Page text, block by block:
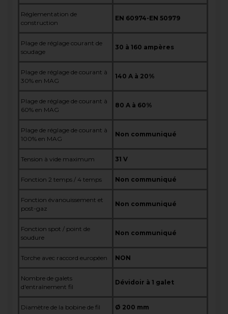
Réglementation de
construction
EN 60974-EN 50979
Plage de réglage courant de
soudage
30 à 160 ampères
Plage de réglage de courant à
30% en MAG
140 A à 20%
Plage de réglage de courant à
60% en MAG
80 A à 60%
Plage de réglage de courant à
100% en MAG
Non communiqué
Tension à vide maximum 31 V
Fonction 2 temps / 4 temps Non communiqué
Fonction évanouissement et
post-gaz
Non communiqué
Fonction spot / point de
soudure
Non communiqué
Torche avec raccord européen NON
Nombre de galets
d'entraînement fil
Dévidoir à 1 galet
Diamètre de la bobine de fil Ø 200 mm